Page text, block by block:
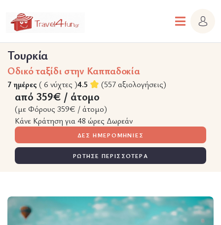
Τουρκία
Οδικό ταξίδι στην Καππαδοκία
7 ημέρες ( 6 νύχτες )4.5 (557 αξιολογήσεις)
από 359€ / άτομο
(με Φόρους 359€ / άτομο)
Κάνε Κράτηση για 48 ώρες Δωρεάν
ΔΕΣ ΗΜΕΡΟΜΗΝΙΕΣ
ΡΩΤΗΣΕ ΠΕΡΙΣΣΟΤΕΡΑ